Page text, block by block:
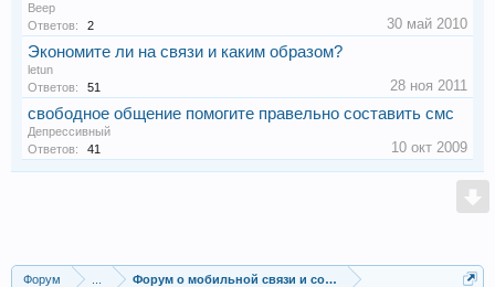
Beep
Ответов:
2 30 май 2010
Экономите ли на связи и каким образом?
letun
Ответов:
51 28 ноя 2011
свободное общение помогите правельно составить смс
Депрессивный
Ответов:
41 10 окт 2009
Форум Форум о мобильной связи и сотовых операторах